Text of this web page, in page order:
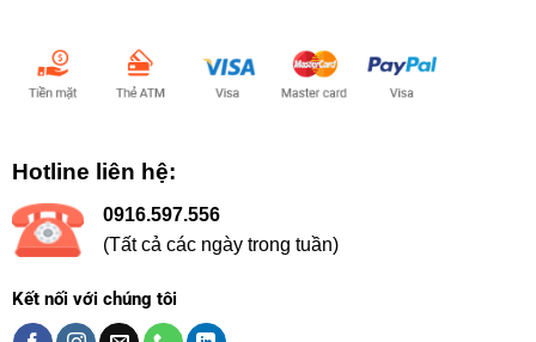
Hotline liên hệ:
0916.597.556
(Tất cả các ngày trong tuần)
Kết nối với chúng tôi